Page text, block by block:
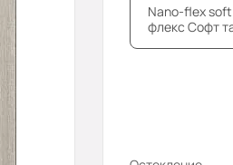
Nano-flex
флекс Софт